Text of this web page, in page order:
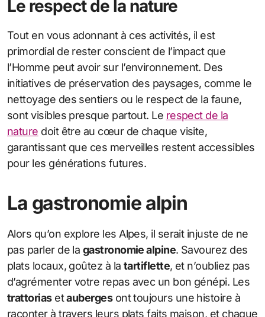
Le respect de la nature
Tout en vous adonnant à ces activités, il est
primordial de rester conscient de l’impact que
l’Homme peut avoir sur l’environnement. Des
initiatives de préservation des paysages, comme le
nettoyage des sentiers ou le respect de la faune,
sont visibles presque partout. Le respect de la
nature doit être au cœur de chaque visite,
garantissant que ces merveilles restent accessibles
pour les générations futures.
La gastronomie alpin
Alors qu’on explore les Alpes, il serait injuste de ne
pas parler de la gastronomie alpine. Savourez des
plats locaux, goûtez à la tartiflette, et n’oubliez pas
d’agrémenter votre repas avec un bon génépi. Les
trattoriasetaubergesont toujours une histoire à
raconter à travers leurs plats faits maison, et chaque